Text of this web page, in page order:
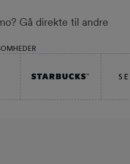
Gå direkte til andre